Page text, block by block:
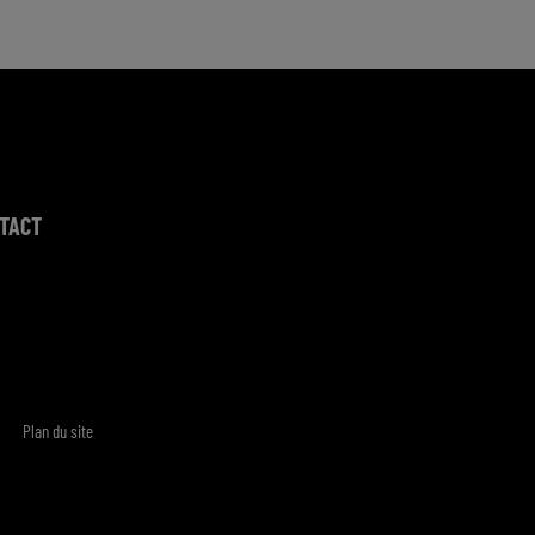
Plan du site